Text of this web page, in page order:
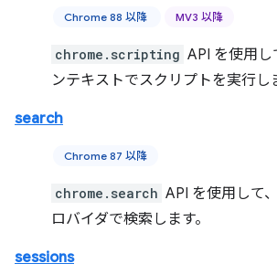
Chrome 88 以降 MV3 以降
chrome.scripting API を使用し
ンテキストでスクリプトを実行し
search
Chrome 87 以降
chrome.search API を使用して
ロバイダで検索します。
sessions